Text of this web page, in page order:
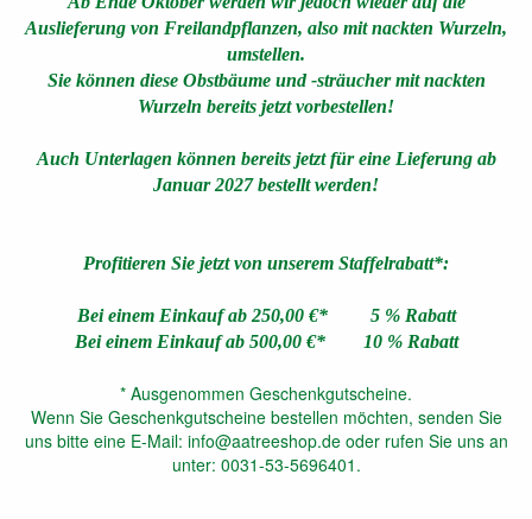
Auslieferung von Freilandpflanzen, also mit nackten Wurzeln,
umstellen.
Sie können diese Obstbäume und -sträucher mit nackten
Wurzeln bereits jetzt vorbestellen!
Auch Unterlagen können bereits jetzt für eine Lieferung ab
Januar 2027 bestellt werden!
Profitieren Sie jetzt von unserem Staffelrabatt*:
Bei einem Einkauf ab 250,00 €* 5 % Rabatt
Bei einem Einkauf ab 500,00 €* 10 % Rabatt
* Ausgenommen Geschenkgutscheine.
Wenn Sie Geschenkgutscheine bestellen möchten, senden Sie
uns bitte eine E-Mail: info@aatreeshop.de oder rufen Sie uns an
unter: 0031-53-5696401.